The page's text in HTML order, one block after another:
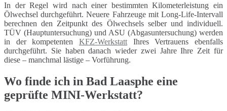
In der Regel wird nach einer bestimmten Kilometerleistung ein
Ölwechsel durchgeführt. Neuere Fahrzeuge mit Long-Life-Intervall
berechnen den Zeitpunkt des Ölwechsels selber und individuell.
TÜV (Hauptuntersuchung) und ASU (Abgasuntersuchung) werden
in der kompetenten KFZ-Werkstatt Ihres Vertrauens ebenfalls
durchgeführt. Sie haben danach wieder zwei Jahre Ihre Zeit für
diese – manchmal lästige – Vorführung.
Wo finde ich in Bad Laasphe eine
geprüfte MINI-Werkstatt?